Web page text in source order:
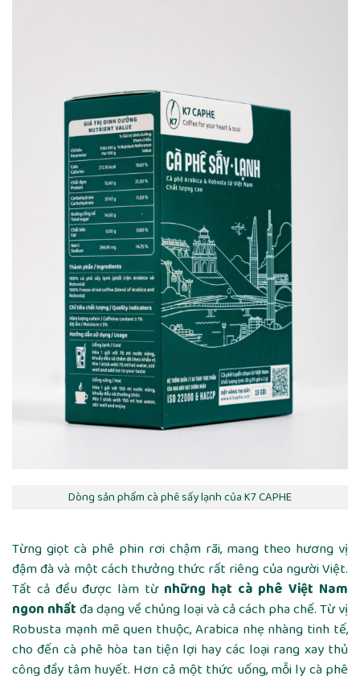
Dòng sản phẩm cà phê sấy lạnh của K7 CAPHE
Từng giọt cà phê phin rơi chậm rãi, mang theo hương vị
đậm đà và một cách thưởng thức rất riêng của người Việt.
Tất cả đều được làm từ những hạt cà phê Việt Nam
ngon nhấtđa dạng về chủng loại và cả cách pha chế. Từ vị
Robusta mạnh mẽ quen thuộc, Arabica nhẹ nhàng tinh tế,
cho đến cà phê hòa tan tiện lợi hay các loại rang xay thủ
công đầy tâm huyết. Hơn cả một thức uống, mỗi ly cà phê